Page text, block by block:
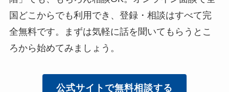
国どこからでも利用でき、登録・相談はすべて完
全無料です。まずは気軽に話を聞いてもらうとこ
ろから始めてみましょう。
公式サイトで無料相談する